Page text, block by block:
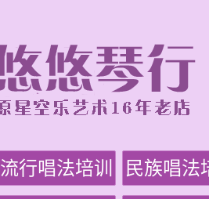
流行唱法培训 民族唱法